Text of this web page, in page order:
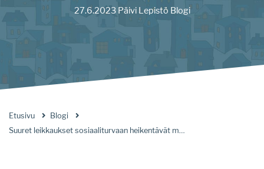
27.6.2023 Päivi Lepistö Blogi
Etusivu
Blogi
Suuret leikkaukset sosiaaliturvaan heikentävät mielen hyvinvointia